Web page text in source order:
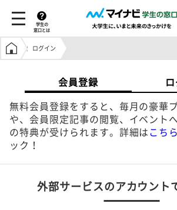
学生の
窓口とは
学生の窓口トップ
ログイン
会員登録
無料会員登録をすると、毎月の豪華
や、会員限定記事の閲覧、イベント
の特典が受けられます。詳細は こちら
ック！
外部サービスのアカウント